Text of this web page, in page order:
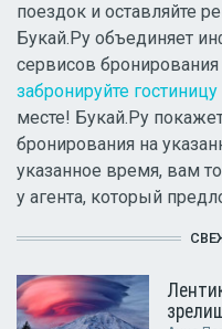
поездок и оставляйте
Букай.Ру объединяет
сервисов
забронируйте гостиницу
месте! Букай.Ру
бронирования на
указанное время, вам
у агента, который